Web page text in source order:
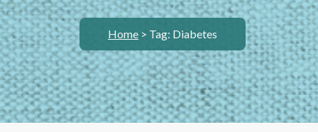
Home > Tag: Diabetes